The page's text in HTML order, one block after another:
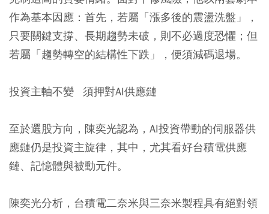
作為基本因應：首先，若屬「漲多後的震盪洗盤」，
只要關鍵支撐、長期趨勢未破，則不必過度恐懼；但
若屬「趨勢轉空的結構性下跌」，便須減碼退場。
投資主軸不變 須押對AI供應鏈
至於選股方向，陳奕光認為，AI投資帶動的伺服器供
應鏈仍是投資主旋律，其中，尤其看好台積電供應
鏈、記憶體與被動元件。
陳奕光分析，台積電二奈米與三奈米製程具有絕對領